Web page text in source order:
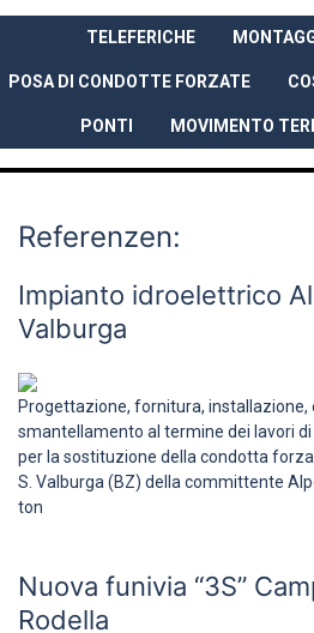
AZIENDA
TELEFERICHE
POSA DI CONDOTTE FORZATE
PONTI MOVIMENTO
Referenzen:
Impianto idroelettrico
Valburga
Progettazione, fornitura, installazione,
smantellamento al termine dei lavori
per la sostituzione della condotta
S. Valburga (BZ) della committente
ton
Nuova funivia “3S”
Rodella